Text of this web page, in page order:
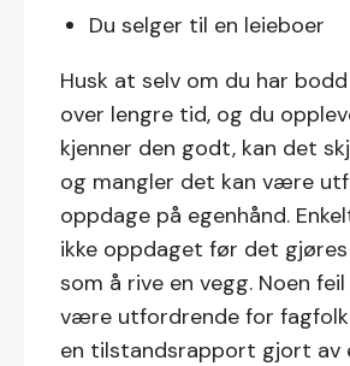
Du selger til en leieboer
Husk at selv om du har
over lengre tid, og du
kjenner den godt, kan det
og mangler det kan være
oppdage på egenhånd.
ikke oppdaget før det
som å rive en vegg. Noen
være utfordrende for fagfolk
en tilstandsrapport gjort av